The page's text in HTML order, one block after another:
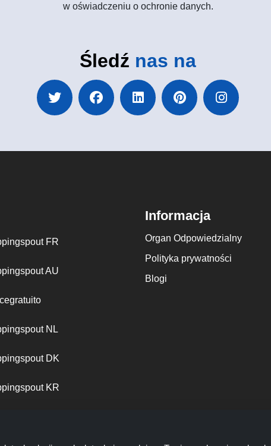
w oświadczeniu o ochronie danych.
Śledź nas na
FR
AU
NL
DK
KR
Informacja
Organ Odpowiedzialny
Polityka prywatności
Blogi